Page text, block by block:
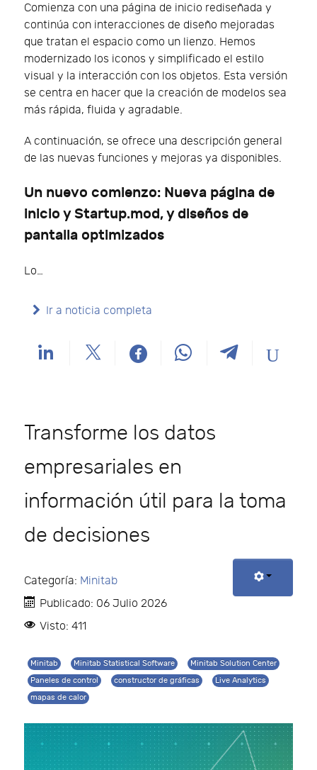
Comienza con una página de inicio rediseñada y
continúa con interacciones de diseño mejoradas
que tratan el espacio como un lienzo. Hemos
modernizado los iconos y simplificado el estilo
visual y la interacción con los objetos. Esta versión
se centra en hacer que la creación de modelos sea
más rápida, fluida y agradable.
A continuación, se ofrece una descripción general
de las nuevas funciones y mejoras ya disponibles.
Un nuevo comienzo: Nueva página de
inicio y Startup.mod, y diseños de
pantalla optimizados
Lo…
Ir a noticia completa
Transforme los datos
empresariales en
información útil para la toma
de decisiones
Categoría: Minitab
Publicado: 06 Julio 2026
Visto: 411
Minitab Minitab Statistical Software
Minitab Solution Center
Paneles de control
constructor de gráficas
Live Analytics
mapas de calor